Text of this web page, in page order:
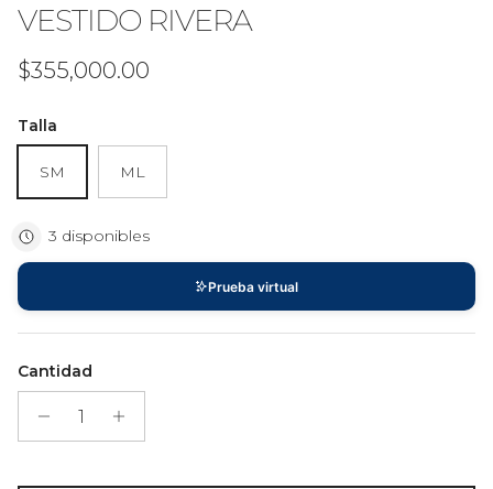
VESTIDO RIVERA
Precio normal
$355,000.00
Talla
SM ML
3 disponibles
Prueba virtual
Cantidad